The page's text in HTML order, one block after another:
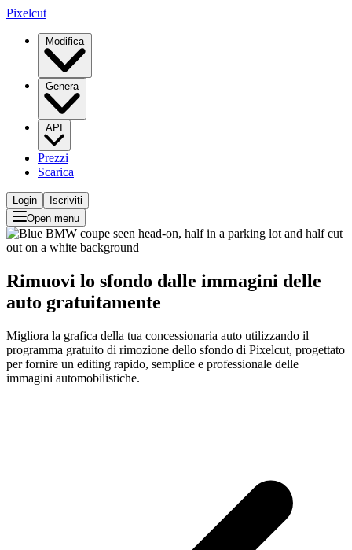
Pixelcut
Modifica
Genera
API
Prezzi
Scarica
Login
Iscriviti
Open menu
Rimuovi lo sfondo dalle immagini delle
auto gratuitamente
Migliora la grafica della tua concessionaria auto utilizzando il
programma gratuito di rimozione dello sfondo di Pixelcut, progettato
per fornire un editing rapido, semplice e professionale delle
immagini automobilistiche.